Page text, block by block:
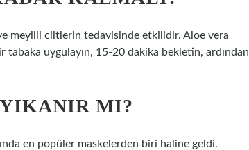
meyilli ciltlerin tedavisinde etkilidir. Aloe vera
tabaka uygulayın, 15-20 dakika bekletin, ardından
MI?
en popüler maskelerden biri haline geldi.